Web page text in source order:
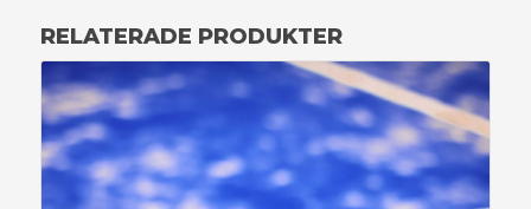
RELATERADE PRODUKTER